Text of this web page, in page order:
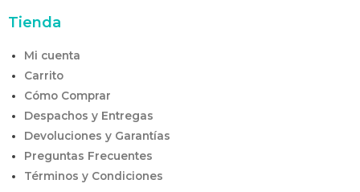
Tienda
Mi cuenta
Carrito
Cómo Comprar
Despachos y Entregas
Devoluciones y Garantías
Preguntas Frecuentes
Términos y Condiciones